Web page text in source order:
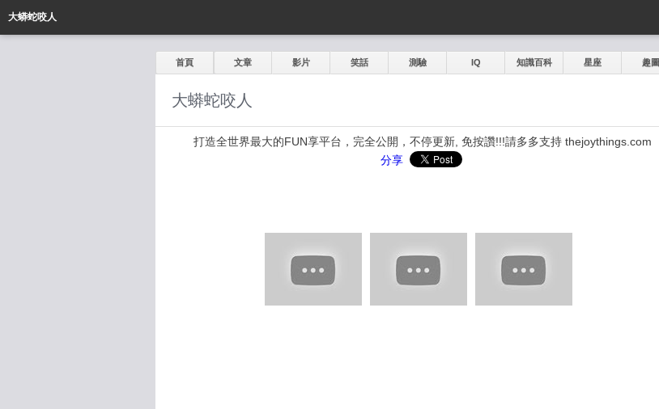
大蟒蛇咬人
首頁 文章 影片 笑話 測驗 IQ 知識百科 星座 趣圖
大蟒蛇咬人
打造全世界最大的FUN享平台，完全公開，不停更新, 免按讚!!!請多多支持 thejoythings.com
分享